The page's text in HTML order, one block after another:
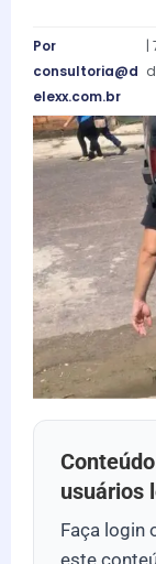
Por
consultoria@d
elexx.com.br
|
usuários
Faça login